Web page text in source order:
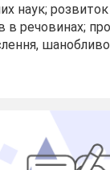
наук;
в речовинах;